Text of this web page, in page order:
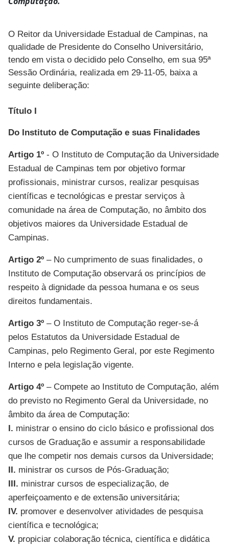
O Reitor da Universidade Estadual de Campinas, na
qualidade de Presidente do Conselho Universitário,
tendo em vista o decidido pelo Conselho, em sua 95ª
Sessão Ordinária, realizada em 29-11-05, baixa a
seguinte deliberação:
Título I
Do Instituto de Computação e suas Finalidades
Artigo 1º - O Instituto de Computação da Universidade
Estadual de Campinas tem por objetivo formar
profissionais, ministrar cursos, realizar pesquisas
científicas e tecnológicas e prestar serviços à
comunidade na área de Computação, no âmbito dos
objetivos maiores da Universidade Estadual de
Campinas.
Artigo 2º – No cumprimento de suas finalidades, o
Instituto de Computação observará os princípios de
respeito à dignidade da pessoa humana e os seus
direitos fundamentais.
Artigo 3º – O Instituto de Computação reger-se-á
pelos Estatutos da Universidade Estadual de
Campinas, pelo Regimento Geral, por este Regimento
Interno e pela legislação vigente.
Artigo 4º – Compete ao Instituto de Computação, além
do previsto no Regimento Geral da Universidade, no
âmbito da área de Computação:
I. ministrar o ensino do ciclo básico e profissional dos
cursos de Graduação e assumir a responsabilidade
que lhe competir nos demais cursos da Universidade;
II. ministrar os cursos de Pós-Graduação;
III. ministrar cursos de especialização, de
aperfeiçoamento e de extensão universitária;
IV. promover e desenvolver atividades de pesquisa
científica e tecnológica;
V. propiciar colaboração técnica, científica e didática